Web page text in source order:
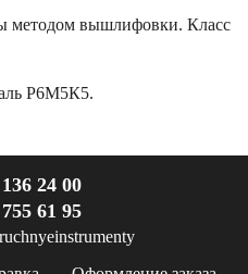
методом вышлифовки. Класс
Р6М5К5.
24 00
61 95